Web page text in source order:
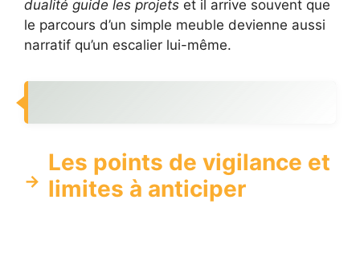
dualité guide les projets et il arrive souvent que
le parcours d’un simple meuble devienne aussi
narratif qu’un escalier lui-même.
Les points de vigilance et
limites à anticiper